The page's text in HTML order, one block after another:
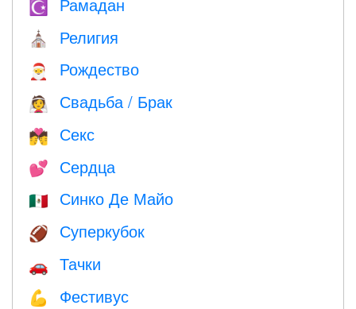
☪️
⛪️ Религия
🎅 Рождество
👰 Свадьба / Брак
💏 Секс
💕 Сердца
🇲🇽 Синко Де Майо
🏈 Суперкубок
🚗 Тачки
💪 Фестивус